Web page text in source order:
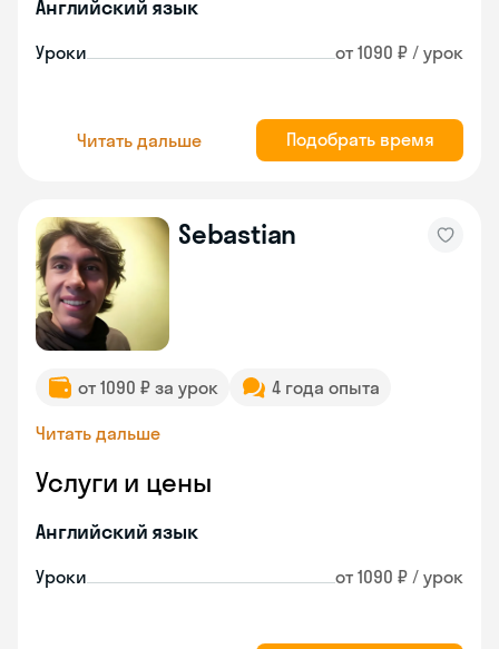
Английский язык
Уроки от 1090 ₽ / урок
Читать дальше Подобрать время
Sebastian
от 1090 ₽ за урок 4 года опыта
Читать дальше
Услуги и цены
Английский язык
Уроки от 1090 ₽ / урок